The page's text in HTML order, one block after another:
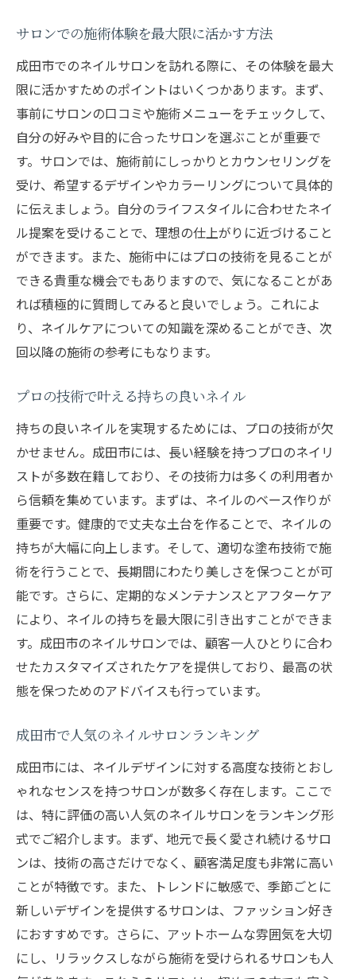
サロンでの施術体験を最大限に活かす方法
成田市でのネイルサロンを訪れる際に、その体験を最大
限に活かすためのポイントはいくつかあります。まず、
事前にサロンの口コミや施術メニューをチェックして、
自分の好みや目的に合ったサロンを選ぶことが重要で
す。サロンでは、施術前にしっかりとカウンセリングを
受け、希望するデザインやカラーリングについて具体的
に伝えましょう。自分のライフスタイルに合わせたネイ
ル提案を受けることで、理想の仕上がりに近づけること
ができます。また、施術中にはプロの技術を見ることが
できる貴重な機会でもありますので、気になることがあ
れば積極的に質問してみると良いでしょう。これによ
り、ネイルケアについての知識を深めることができ、次
回以降の施術の参考にもなります。
プロの技術で叶える持ちの良いネイル
持ちの良いネイルを実現するためには、プロの技術が欠
かせません。成田市には、長い経験を持つプロのネイリ
ストが多数在籍しており、その技術力は多くの利用者か
ら信頼を集めています。まずは、ネイルのベース作りが
重要です。健康的で丈夫な土台を作ることで、ネイルの
持ちが大幅に向上します。そして、適切な塗布技術で施
術を行うことで、長期間にわたり美しさを保つことが可
能です。さらに、定期的なメンテナンスとアフターケア
により、ネイルの持ちを最大限に引き出すことができま
す。成田市のネイルサロンでは、顧客一人ひとりに合わ
せたカスタマイズされたケアを提供しており、最高の状
態を保つためのアドバイスも行っています。
成田市で人気のネイルサロンランキング
成田市には、ネイルデザインに対する高度な技術とおし
ゃれなセンスを持つサロンが数多く存在します。ここで
は、特に評価の高い人気のネイルサロンをランキング形
式でご紹介します。まず、地元で長く愛され続けるサロ
ンは、技術の高さだけでなく、顧客満足度も非常に高い
ことが特徴です。また、トレンドに敏感で、季節ごとに
新しいデザインを提供するサロンは、ファッション好き
におすすめです。さらに、アットホームな雰囲気を大切
にし、リラックスしながら施術を受けられるサロンも人